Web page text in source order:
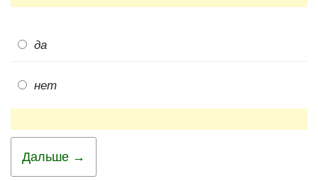
да
нет
Дальше →